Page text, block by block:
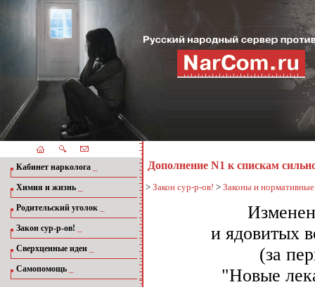
Кабинет нарколога
Химия и жизнь
Родительский уголок
Закон сур-р-ов!
Сверхценные идеи
Самопомощь
Дополнение N1 к спискам
> Закон сур-р-ов! > Законы и
и ядовитых
(за
"Новые